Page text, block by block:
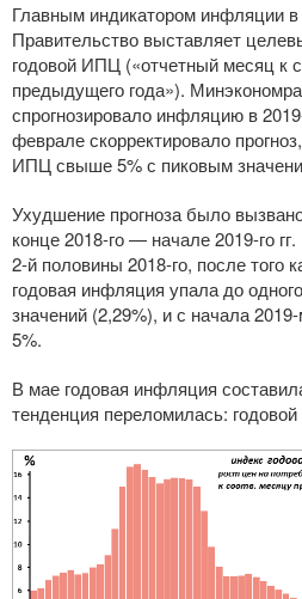
Главным индикатором инфляции
Правительство выставляет
годовой ИПЦ («отчетный месяц к
предыдущего года»).
спрогнозировало инфляцию в
феврале скорректировало
ИПЦ свыше 5% с пиковым
Ухудшение прогноза было
конце2018-го— начале2019-го
2-й половины 2018-го, после того
годовая инфляция упала до
значений (2,29%), и с начала
5%.
В мае годовая инфляция
тенденция переломилась: